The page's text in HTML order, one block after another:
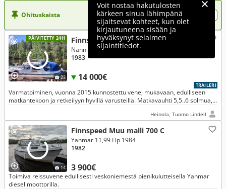
Voit nostaa hakutulosten
kärkeen sinua lähimpänä
sijaitsevat kohteet, kun olet
kirjautuneena sisään ja
hyväksynyt selaimen
sijaintitiedot.
Ohituskaista Nosta ilmoituksesi tähän?
PÄIVITETTY 24H
23
Finnspeed Muu malli 700 DL
14 000€
Nanni 21 Hp 2015
1983
TRAILERI
Varmatoiminen, vuonna 2015 kunnostettu vene, mukavaan, edulliseen
matkantekoon ja retkeilyyn hyvillä varusteilla. Matkavauhti 5,5..6 solmua,
Heinola, Tuomo Lindell
14
Finnspeed Muu malli 700 C
3 900€
Yanmar 11,99 Hp 1984
1982
Toimiva reissuvene edullisesti veskoniemestä pienikulutteisella Yanmar
diesel moottorilla.